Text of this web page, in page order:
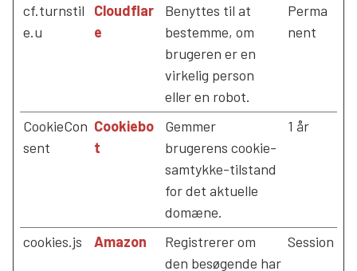
cf.turnstil
e.u
Cloudflar
e
Benyttes til at
bestemme, om
brugeren er en
virkelig person
eller en robot.
Perma
nent
CookieCon
sent
Cookiebo
t
Gemmer
brugerens cookie-
samtykke-tilstand
for det aktuelle
domæne.
1 år
cookies.js Amazon
Registrerer om
den besøgende har
Session